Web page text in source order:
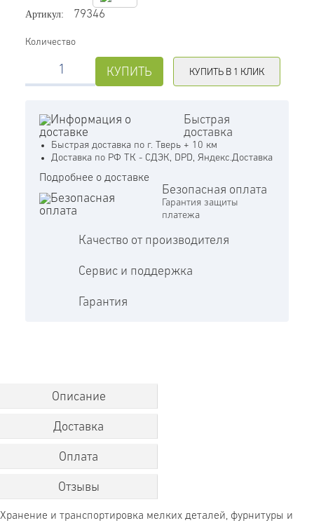
Артикул: 79346
Количество
КУПИТЬ КУПИТЬ В 1 КЛИК
Быстрая
доставка
Быстрая доставка по г. Тверь + 10 км
Доставка по РФ ТК - СДЭК, DPD, Яндекс.Доставка
Подробнее о доставке
Безопасная оплата
Гарантия защиты
платежа
Качество от производителя
Сервис и поддержка
Гарантия
Описание
Доставка
Оплата
Отзывы
Хранение и транспортировка мелких деталей, фурнитуры и